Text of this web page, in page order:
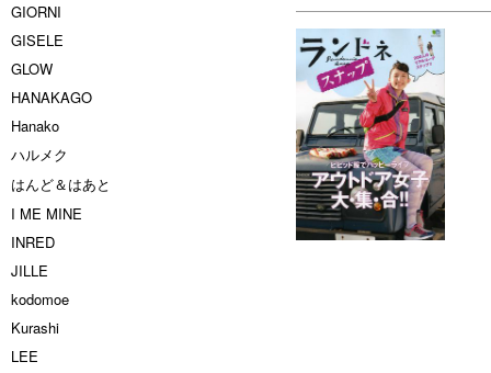
GIORNI
GISELE
GLOW
HANAKAGO
Hanako
ハルメク
はんど＆はあと
I ME MINE
INRED
JILLE
kodomoe
Kurashi
LEE